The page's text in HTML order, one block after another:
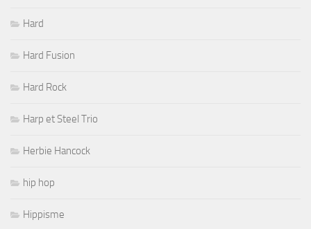
Hard
Hard Fusion
Hard Rock
Harp et Steel Trio
Herbie Hancock
hip hop
Hippisme